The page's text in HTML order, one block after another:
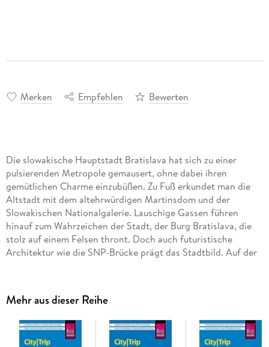
Merken Empfehlen Bewerten
Die slowakische Hauptstadt Bratislava hat sich zu einer
pulsierenden Metropole gemausert, ohne dabei ihren
gemütlichen Charme einzubüßen. Zu Fuß erkundet man die
Altstadt mit dem altehrwürdigen Martinsdom und der
Slowakischen Nationalgalerie. Lauschige Gassen führen
hinauf zum Wahrzeichen der Stadt, der Burg Bratislava, die
stolz auf einem Felsen thront. Doch auch futuristische
Architektur wie die SNP-Brücke prägt das Stadtbild. Auf der
Erholung vom Trubel. Ein Ausflug zum Schloss Hof im
österreichischen Grenzgebiet rundet die Reise ab.
Mehr aus dieser Reihe